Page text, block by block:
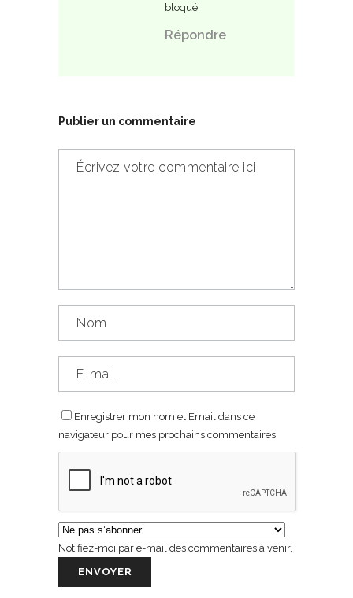
bloqué.
Répondre
Publier un commentaire
Enregistrer mon nom et Email dans ce
navigateur pour mes prochains commentaires.
Notifiez-moi par e-mail des commentaires à venir.